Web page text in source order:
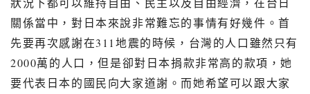
關係當中，對日本來說非常難忘的事情有好幾件。首
先要再次感謝在311地震的時候，台灣的人口雖然只有
2000萬的人口，但是卻對日本捐款非常高的款項，她
要代表日本的國民向大家道謝。而她希望可以跟大家